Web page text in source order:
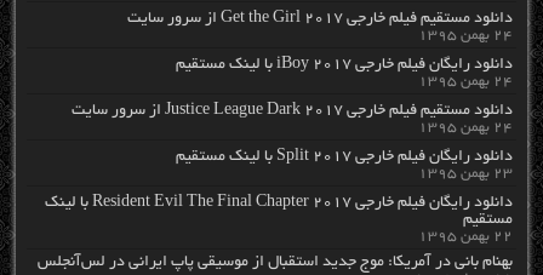
دانلود مستقیم فیلم خارجی Get the Girl 2017 از سرور سایت
۲۴ بهمن ۱۳۹۵
دانلود رایگان فیلم خارجی iBoy 2017 با لینک مستقیم
۲۴ بهمن ۱۳۹۵
دانلود مستقیم فیلم خارجی Justice League Dark 2017 از سرور سایت
۲۴ بهمن ۱۳۹۵
دانلود رایگان فیلم خارجی Split 2017 با لینک مستقیم
۲۳ بهمن ۱۳۹۵
دانلود رایگان فیلم خارجی Resident Evil The Final Chapter 2017 با لینک
مستقیم
۲۲ بهمن ۱۳۹۵
بهنام بانی در آمریکا: موج جدید استقبال از موسیقی پاپ ایرانی در لس‌آنجلس